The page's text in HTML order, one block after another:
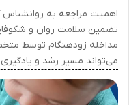
اهمیت مراجعه به روانشناس
تضمین سلامت روان و
مداخله زودهنگام توسط
می‌تواند مسیر رشد و